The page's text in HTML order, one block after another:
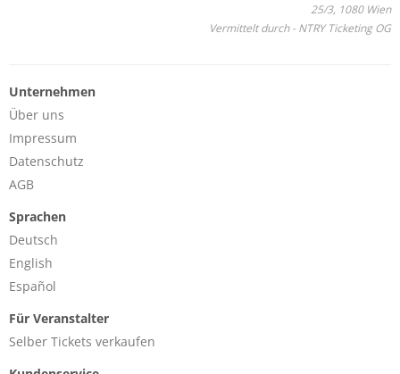
25/3, 1080 Wien
Vermittelt durch - NTRY Ticketing OG
Unternehmen
Über uns
Impressum
Datenschutz
AGB
Sprachen
Deutsch
English
Español
Für Veranstalter
Selber Tickets verkaufen